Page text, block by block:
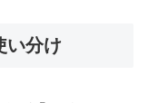
い分け